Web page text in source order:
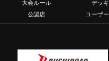
大会ルール
デッ
公認店
ユーザ